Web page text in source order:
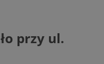
przy ul.